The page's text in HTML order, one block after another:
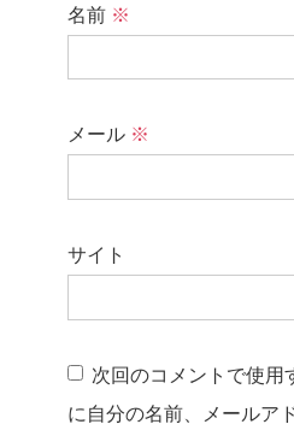
名前 ※
メール ※
サイト
次回のコメントで使用
に自分の名前、メールア